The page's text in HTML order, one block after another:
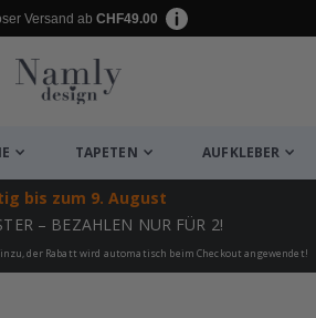
Versand ab CHF49.00
TAPETEN AUFKLEBER
bis zum 9. August
– BEZAHLEN NUR FÜR 2!
der Rabatt wird automatisch beim Checkout angewendet!